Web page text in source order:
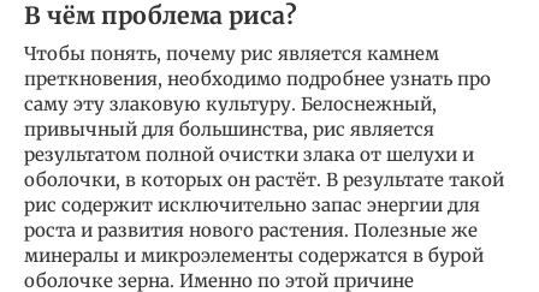
В чём проблема риса?
Чтобы понять, почему рис является камнем
преткновения, необходимо подробнее узнать про
саму эту злаковую культуру. Белоснежный,
привычный для большинства, рис является
результатом полной очистки злака от шелухи и
оболочки, в которых он растёт. В результате такой
рис содержит исключительно запас энергии для
роста и развития нового растения. Полезные же
минералы и микроэлементы содержатся в бурой
оболочке зерна. Именно по этой причине